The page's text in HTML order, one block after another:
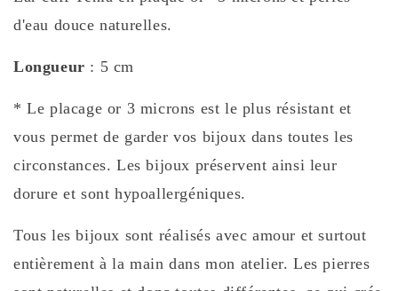
d'eau douce naturelles.
Longueur : 5 cm
* Le placage or 3 microns est le plus résistant et
vous permet de garder vos bijoux dans toutes les
circonstances. Les bijoux préservent ainsi leur
dorure et sont hypoallergéniques.
Tous les bijoux sont réalisés avec amour et surtout
entièrement à la main dans mon atelier. Les pierres